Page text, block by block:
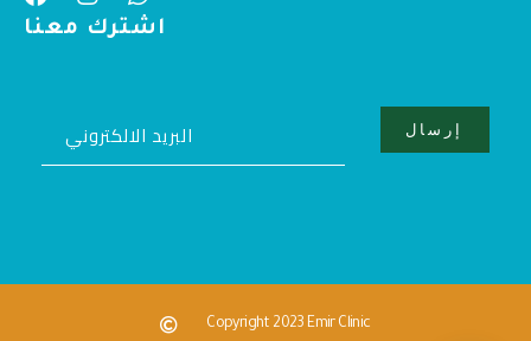
اشترك معنا
Copyright 2023 Emir Clinic